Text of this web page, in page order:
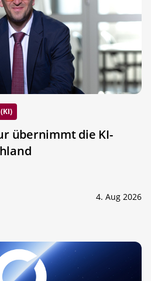
übernimmt die KI-
4. Aug 2026